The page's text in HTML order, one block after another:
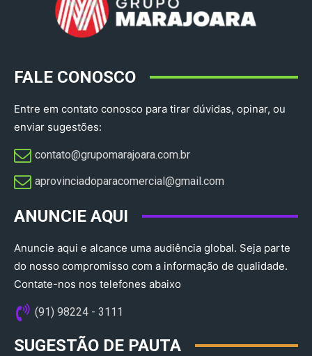
FALE CONOSCO
Entre em contato conosco para tirar dúvidas, opinar, ou
enviar sugestões:
contato@grupomarajoara.com.br
aprovinciadoparacomercial@gmail.com​
ANUNCIE AQUI
Anuncie aqui e alcance uma audiência global. Seja parte
do nosso compromisso com a informação de qualidade.
Contate-nos nos telefones abaixo
(91) 98224 - 3111
SUGESTÃO DE PAUTA